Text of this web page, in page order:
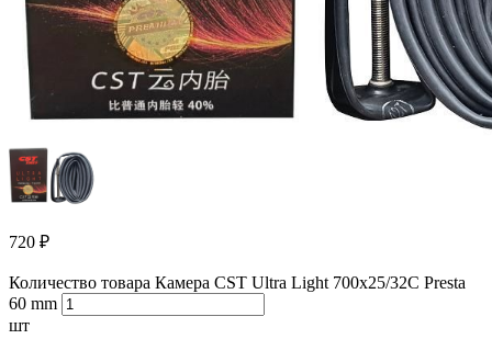
720 ₽
Количество товара Камера CST Ultra Light 700х25/32С Presta
60 mm
шт